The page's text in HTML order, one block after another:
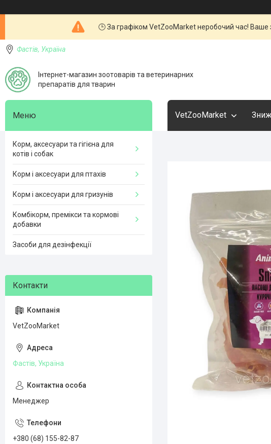
🕒 За графіком VetZooMarket неробочий час!
Фастів, Україна
Інтернет-магазин зоотоварів та ветеринарних
препаратів для тварин
VetZooMarket
Корм, аксесуари та гігієна для
котів і собак
Корм і аксесуари для птахів
Корм і аксесуари для гризунів
Комбікорм, премікси та кормові
добавки
Засоби для дезінфекції
VetZooMarket
Фастів, Україна
Менеджер
+380 (68) 155-82-87